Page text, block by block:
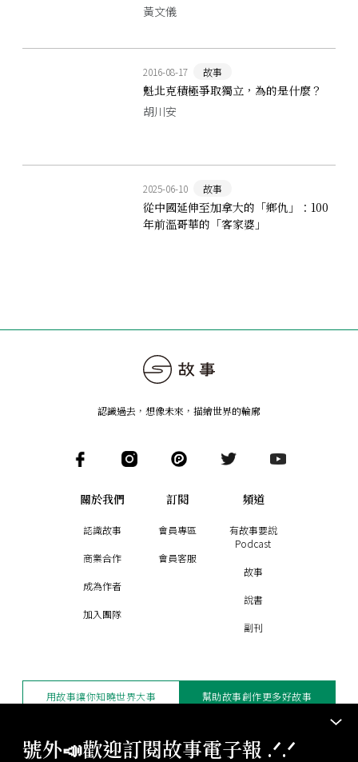
黃文儀
2016-08-17 故事
魁北克積極爭取獨立，為的是什麼？
胡川安
2025-06-10 故事
從中國延伸至加拿大的「鄉仇」：100
年前溫哥華的「客家婆」
號外📣歡迎訂閱故事電子報 .ᐟ‪‪.ᐟ
認識過去，想像未來 ， 描繪世界的輪廓
關於我們
認識故事
商業合作
成為作者
加入團隊
訂閱
會員專區
會員客服
頻道
有故事要說
Podcast
故事
說書
副刊
用故事讓你知曉世界大事 幫助故事創作更多好故事